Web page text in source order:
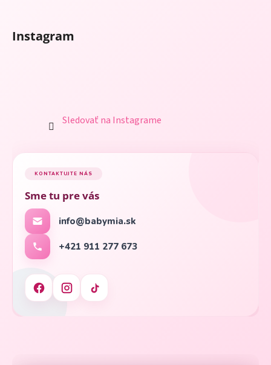
Instagram
Sledovať na Instagrame
KONTAKTUJTE NÁS
Sme tu pre vás
info@babymia.sk
+421 911 277 673